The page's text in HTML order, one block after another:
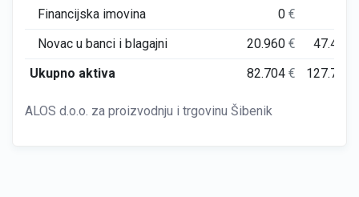
Financijska imovina
0€
Novac u banci i blagajni
20.960€ 47.413
Ukupno aktiva
82.704€ 127.761
ALOS d.o.o. za proizvodnju i trgovinu Šibenik